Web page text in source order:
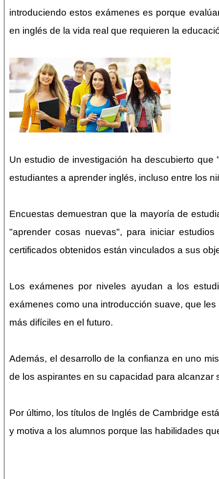
introduciendo estos exámenes es porque
en inglés de la vida real que requieren la
Un estudio de investigación ha descubierto
estudiantes a aprender inglés, incluso entre los
Encuestas demuestran que la mayoría de
"aprender cosas nuevas", para iniciar
certificados obtenidos están vinculados a sus
Los exámenes por niveles ayudan a los
exámenes como una introducción suave, que
más difíciles en el futuro.
Además, el desarrollo de la confianza en uno
de los aspirantes en su capacidad para
Por último, los títulos de Inglés de Cambridge
y motiva a los alumnos porque las habilidades